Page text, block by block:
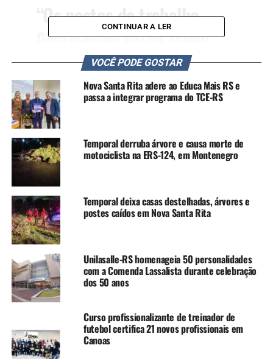
“Os postos de trabalho
operacional estão sendo
ocupados por robôs e os
trabalhadores estão sendo
necessários na manutenção
e na programação”,
enfatizou.
Kakuta listou o que considera competências
essenciais para o futuro:
– Criatividade
– Resiliência, flexibilidade e agilidade
– Curiosidade e aprendizado ao longo da vida
– Liderança e influência social
– Gestão de talentos
– Pensamento analítico
– Sustentabilidade
Ela avaliou que as tecnologias que moldam
o futuro da indústria são:
CONTINUAR A LER
VOCÊ PODE GOSTAR
Nova Santa Rita adere ao Educa Mais RS e
passa a integrar programa do TCE-RS
Temporal derruba árvore e causa morte de
motociclista na ERS-124, em Montenegro
Temporal deixa casas destelhadas, árvores e
postes caídos em Nova Santa Rita
Unilasalle-RS homenageia 50 personalidades
com a Comenda Lassalista durante celebração
dos 50 anos
Curso profissionalizante de treinador de
futebol certifica 21 novos profissionais em
Canoas